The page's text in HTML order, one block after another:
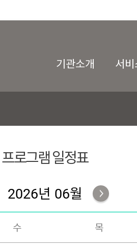
기관소개 서비
프로그램 일정표
2026년 06월
수 목